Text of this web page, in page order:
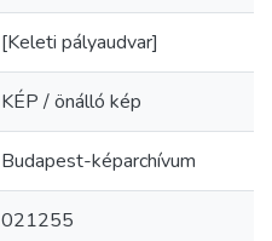
[Keleti pályaudvar]
KÉP / önálló kép
Budapest-képarchívum
021255